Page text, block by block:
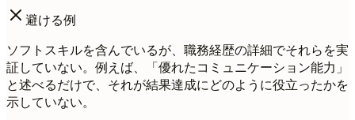
避ける例
ソフトスキルを含んでいるが、職務経歴の詳細でそれらを実
証していない。例えば、「優れたコミュニケーション能力」
と述べるだけで、それが結果達成にどのように役立ったかを
示していない。